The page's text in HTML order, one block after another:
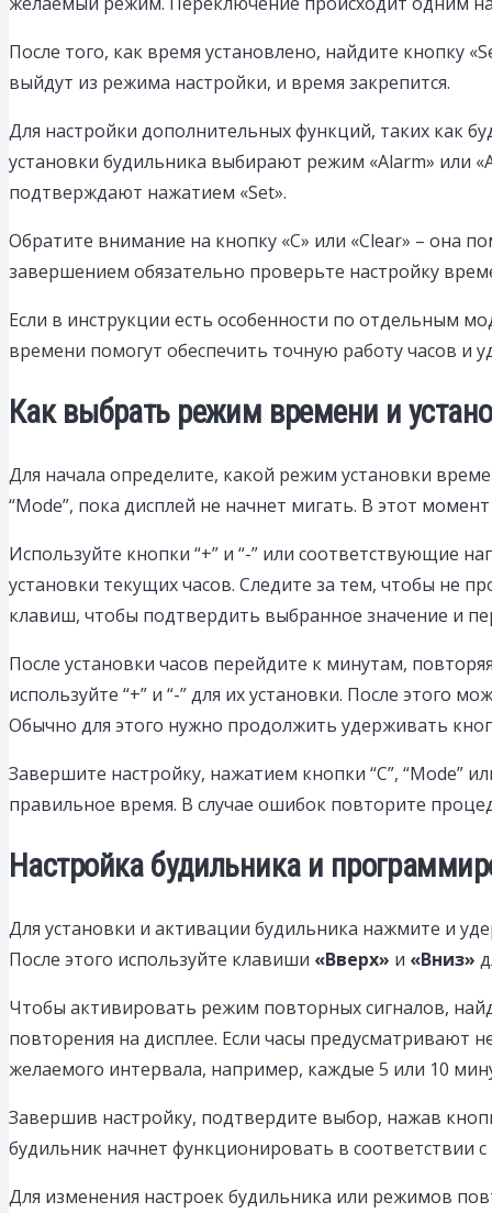
После того, как время установлено, найдите кнопку
выйдут из режима настройки, и время закрепится.
Для настройки дополнительных функций, таких как
установки будильника выбирают режим «Alarm» или
подтверждают нажатием «Set».
Обратите внимание на кнопку «C» или «Clear» – она
завершением обязательно проверьте настройку
Если в инструкции есть особенности по отдельным
времени помогут обеспечить точную работу часов и
Как выбрать режим времени и
Для начала определите, какой режим установки
“Mode”, пока дисплей не начнет мигать. В этот
Используйте кнопки “+” и “-” или соответствующие
установки текущих часов. Следите за тем, чтобы не
клавиш, чтобы подтвердить выбранное значение и
После установки часов перейдите к минутам,
используйте “+” и “-” для их установки. После этого
Обычно для этого нужно продолжить удерживать
Завершите настройку, нажатием кнопки “C”, “Mode”
правильное время. В случае ошибок повторите
Настройка будильника и
Для установки и активации будильника нажмите и
После этого используйте клавиши «Вверх» и «Вниз»
Чтобы активировать режим повторных сигналов,
повторения на дисплее. Если часы предусматривают
желаемого интервала, например, каждые 5 или 10
Завершив настройку, подтвердите выбор, нажав
будильник начнет функционировать в соответствии
Для изменения настроек будильника или режимов